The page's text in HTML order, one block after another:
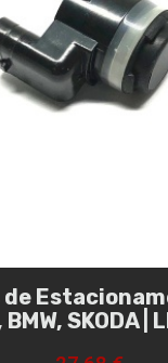
BMW, SKODA |